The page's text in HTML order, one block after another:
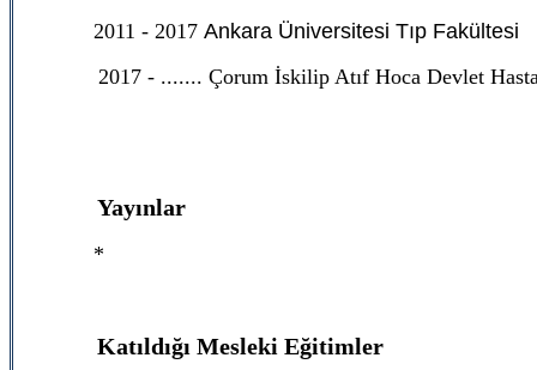
2011 - 2017 Ankara Üniversitesi Tıp Fakültesi
2017 - ....... Çorum İskilip Atıf Hoca Devlet
Yayınlar
*
Katıldığı Mesleki Eğitimler